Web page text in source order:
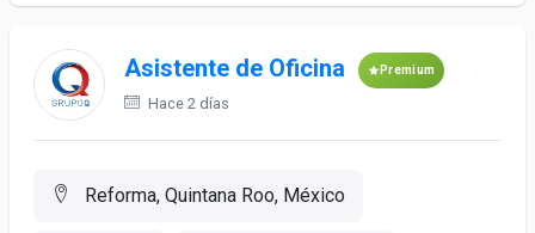
Asistente de Oficina Premium
Hace 2 días
Reforma, Quintana Roo, México